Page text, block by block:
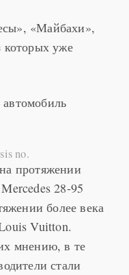
«Майбахи»,
которых уже
no.
протяжении
28-95
более века
Vuitton.
мнению, в те
стали